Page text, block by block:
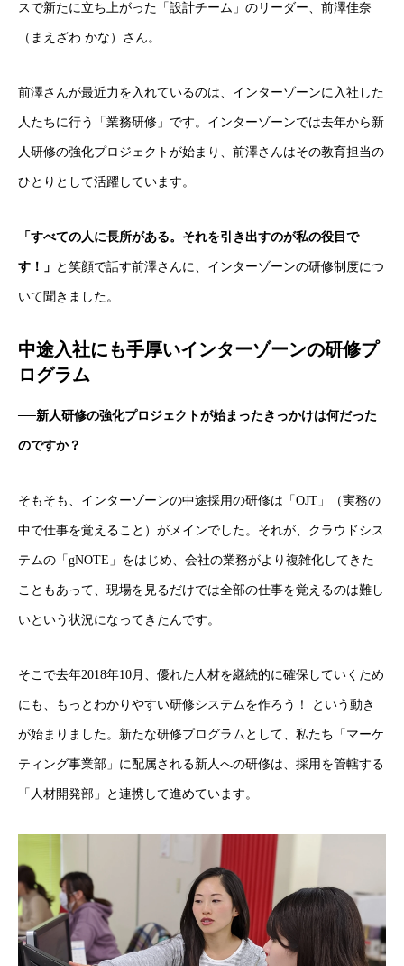
スで新たに立ち上がった「設計チーム」のリーダー、前澤佳奈
（まえざわ かな）さん。
前澤さんが最近力を入れているのは、インターゾーンに入社した
人たちに行う「業務研修」です。インターゾーンでは去年から新
人研修の強化プロジェクトが始まり、前澤さんはその教育担当の
ひとりとして活躍しています。
「すべての人に長所がある。それを引き出すのが私の役目で
す！」 と笑顔で話す前澤さんに、インターゾーンの研修制度につ
いて聞きました。
中途入社にも手厚いインターゾーンの研修プ
ログラム
──新人研修の強化プロジェクトが始まったきっかけは何だった
のですか？
そもそも、インターゾーンの中途採用の研修は「OJT」（実務の
中で仕事を覚えること）がメインでした。それが、クラウドシス
テムの「gNOTE」をはじめ、会社の業務がより複雑化してきた
こともあって、現場を見るだけでは全部の仕事を覚えるのは難し
いという状況になってきたんです。
そこで去年2018年10月、優れた人材を継続的に確保していくため
にも、もっとわかりやすい研修システムを作ろう！ という動き
が始まりました。新たな研修プログラムとして、私たち「マーケ
ティング事業部」に配属される新人への研修は、採用を管轄する
「人材開発部」と連携して進めています。